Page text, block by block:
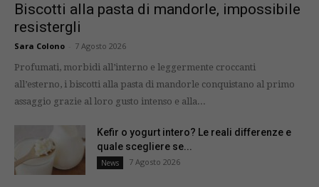
Biscotti alla pasta di mandorle, impossibile
resistergli
Sara Colono
7 Agosto 2026
Profumati, morbidi all’interno e leggermente croccanti
all’esterno, i biscotti alla pasta di mandorle conquistano al primo
assaggio grazie al loro gusto intenso e alla...
Kefir o yogurt intero? Le reali differenze e
quale scegliere se...
News 7 Agosto 2026